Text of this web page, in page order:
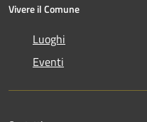
Vivere il Comune
Luoghi
Eventi